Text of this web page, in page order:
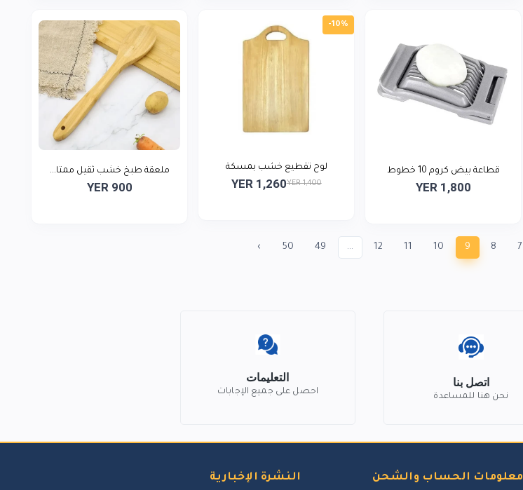
قطاعة بيض كروم 10 خطوط
YER 1,800
-10%
لوح تقطيع خشب بمسكة
YER 1,400
YER 1,260
ملعقة طبخ خشب ثقيل ممتا...
YER 900
7
8
9
10
11
12
...
49
50
›
اتصل بنا
نحن هنا للمساعدة
التعليمات
احصل على جميع الإجابات
معلومات الحساب والشحن النشرة الإخبارية